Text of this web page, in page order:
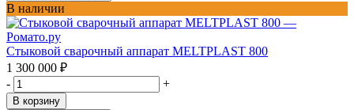
В наличии
Стыковой сварочный аппарат MELTPLAST 800
1 300 000 ₽
-
+
В корзину